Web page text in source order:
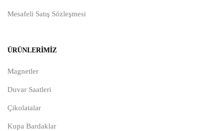
Mesafeli Satış Sözleşmesi
ÜRÜNLERIMIZ
Magnetler
Duvar Saatleri
Çikolatalar
Kupa Bardaklar